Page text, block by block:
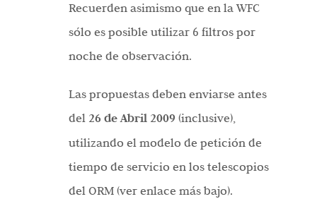
Recuerden asimismo que en la WFC
sólo es posible utilizar 6 filtros por
noche de observación.
Las propuestas deben enviarse antes
del 26 de Abril 2009 (inclusive),
utilizando el modelo de petición de
tiempo de servicio en los telescopios
del ORM (ver enlace más bajo).